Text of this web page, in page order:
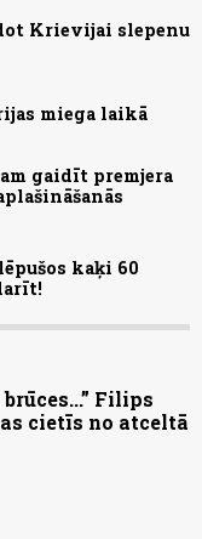
Krievijai slepenu
miega laikā
gaidīt premjera
kaķi 60
Filips
cietīs no atceltā